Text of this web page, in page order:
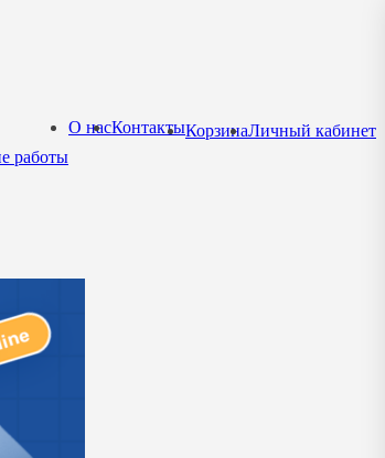
работы
О насКонтактыКорзинаЛичный кабинет